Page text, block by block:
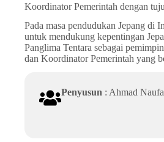
Koordinator Pemerintah dengan
Pada masa pendudukan Jepang di
untuk mendukung kepentingan
Panglima Tentara sebagai
dan Koordinator Pemerintah yang
Penyusun : Ahmad